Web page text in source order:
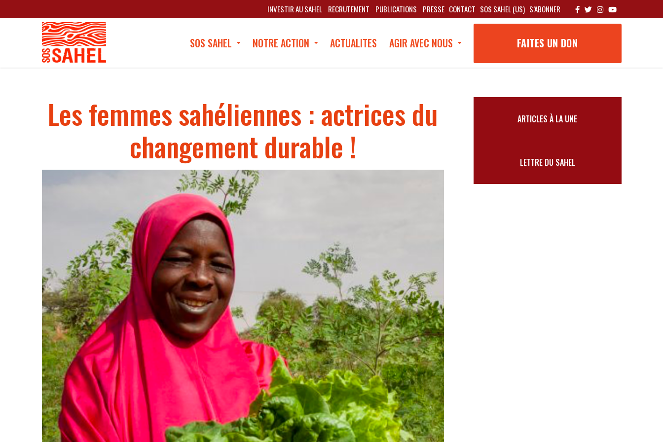
INVESTIR AU SAHEL RECRUTEMENT PUBLICATIONS PRESSE CONTACT SOS SAHEL (US) S’ABONNER
SOS SAHEL NOTRE ACTION ACTUALITES AGIR AVEC NOUS FAITES UN DON
Les femmes sahéliennes : actrices du
changement durable !
ARTICLES À LA UNE
LETTRE DU SAHEL